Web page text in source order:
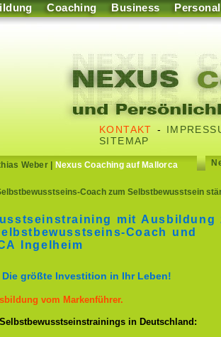
Coaching Business
KONTAKT -
SITEMAP
Weber| Nexus Coaching auf Mallorca
Coach zum Selbstbewusstsein
mit Ausbildung
Coach und
Ingelheim
größte Investition in Ihr Leben!
vom Markenführer.
in Deutschland: